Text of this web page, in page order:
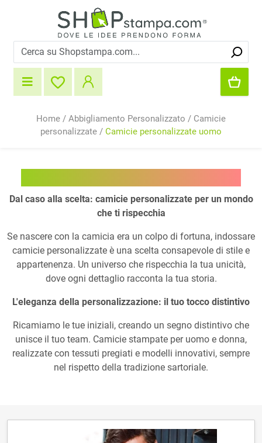
Home / Abbigliamento Personalizzato / Camicie
personalizzate / Camicie personalizzate uomo
Dal caso alla scelta: camicie personalizzate per un mondo
che ti rispecchia
Se nascere con la camicia era un colpo di fortuna, indossare
camicie personalizzate è una scelta consapevole di stile e
appartenenza. Un universo che rispecchia la tua unicità,
dove ogni dettaglio racconta la tua storia.
L'eleganza della personalizzazione: il tuo tocco distintivo
Ricamiamo le tue iniziali, creando un segno distintivo che
unisce il tuo team. Camicie stampate per uomo e donna,
realizzate con tessuti pregiati e modelli innovativi, sempre
nel rispetto della tradizione sartoriale.